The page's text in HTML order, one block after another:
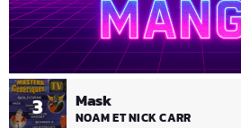
3 Mask
NOAM ET NICK CARR